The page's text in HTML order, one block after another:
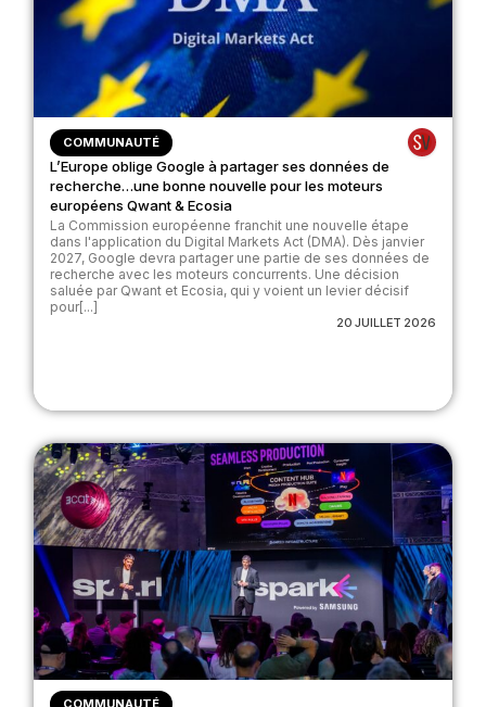
COMMUNAUTÉ
L’Europe oblige Google à partager ses données de
recherche…une bonne nouvelle pour les moteurs
européens Qwant & Ecosia
La Commission européenne franchit une nouvelle étape
dans l'application du Digital Markets Act (DMA). Dès janvier
2027, Google devra partager une partie de ses données de
recherche avec les moteurs concurrents. Une décision
saluée par Qwant et Ecosia, qui y voient un levier décisif
pour[...]
20 JUILLET 2026
COMMUNAUTÉ